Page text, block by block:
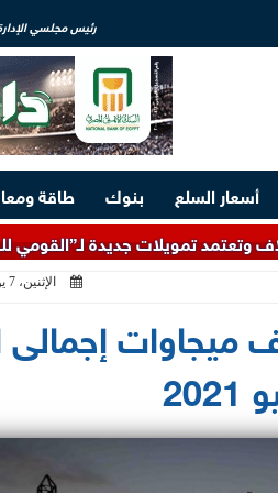
رئيس مجلسي
أسعار السلع بنوك طاقة
الإثنين، 7 يونيو 2021
الكهرباء» 28 ألف ميجاوات